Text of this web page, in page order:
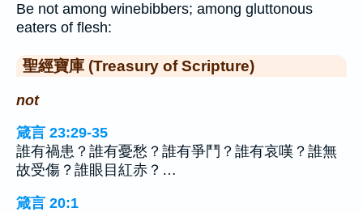
Be not among winebibbers; among gluttonous
eaters of flesh:
聖經寶庫 (Treasury of Scripture)
not
箴言 23:29-35
誰有禍患？誰有憂愁？誰有爭鬥？誰有哀嘆？誰無
故受傷？誰眼目紅赤？…
箴言 20:1